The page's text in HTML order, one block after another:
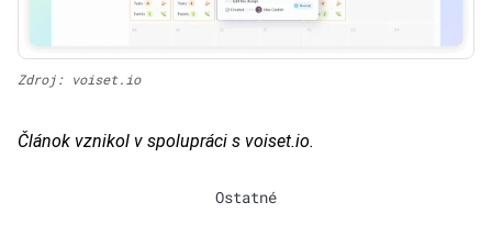
Zdroj: voiset.io
Článok vznikol v spolupráci s voiset.io.
Ostatné